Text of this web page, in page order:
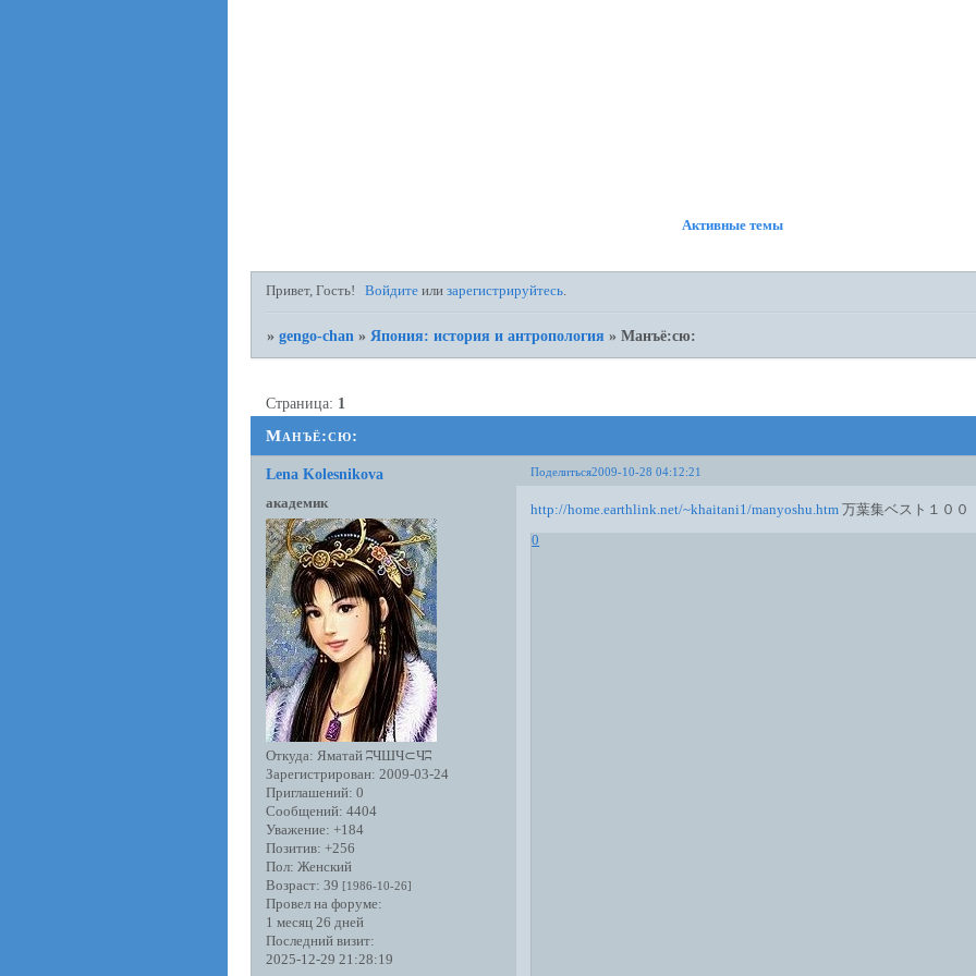
Активные темы
Привет, Гость! Войдите илизарегистрируйтесь.
»gengo-chan » Япония: история и антропология »Манъё:сю:
Манъё:сю:
Страница: 1
Поделиться2009-10-28 04:12:21
Lena Kolesnikova
академик
Откуда: Яматай ʭЧШЧ⊂Чʭ
Зарегистрирован: 2009-03-24
Приглашений: 0
Сообщений: 4404
Уважение: +184
Позитив: +256
Пол: Женский
Возраст: 39 [1986-10-26]
Провел на форуме:
1 месяц 26 дней
Последний визит:
2025-12-29 21:28:19
http://home.earthlink.net/~khaitani1/manyoshu.htm 万葉集ベスト１００
0